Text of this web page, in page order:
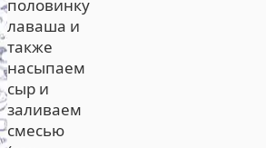
половинку
лаваша и
также
насыпаем
сыр и
заливаем
смесью